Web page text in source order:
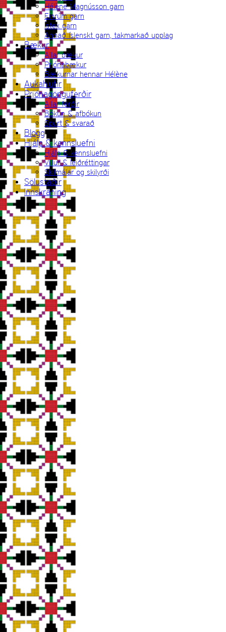
Hélène Magnússon garn
Einrúm garn
Ístex garn
Annað íslenskt garn, takmarkað upplag
Bækur
Allar bækur
Prjónabækur
Bækurnar hennar Hélène
Aukahlutir
Prjónagönguferðir
Allar ferðir
Bókun & afbókun
Spurt & svarað
Blogg
Hjálp & kennsluefni
Hjálp & kennsluefni
Villur & leiðréttingar
Skilmálar og skilyrði
Sölustaðir
Innskráning